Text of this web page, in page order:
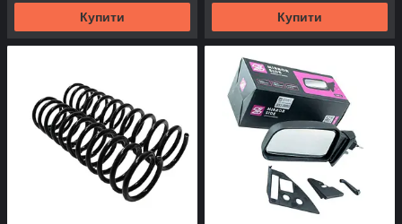
Купити Купити